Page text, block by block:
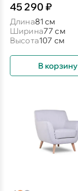
45 290 ₽
Длина81 см
Ширина77 см
Высота107 см
В корзину